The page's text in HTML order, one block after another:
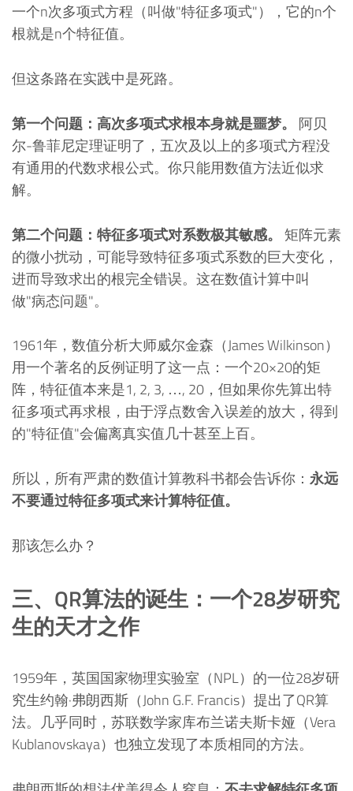
一个n次多项式方程（叫做"特征多项式"），它的n个
根就是n个特征值。
但这条路在实践中是死路。
第一个问题：高次多项式求根本身就是噩梦。 阿贝
尔-鲁菲尼定理证明了，五次及以上的多项式方程没
有通用的代数求根公式。你只能用数值方法近似求
解。
第二个问题：特征多项式对系数极其敏感。 矩阵元素
的微小扰动，可能导致特征多项式系数的巨大变化，
进而导致求出的根完全错误。这在数值计算中叫
做"病态问题"。
1961年，数值分析大师威尔金森（James Wilkinson）
用一个著名的反例证明了这一点：一个20×20的矩
阵，特征值本来是1, 2, 3, …, 20，但如果你先算出特
征多项式再求根，由于浮点数舍入误差的放大，得到
的"特征值"会偏离真实值几十甚至上百。
所以，所有严肃的数值计算教科书都会告诉你： 永远
不要通过特征多项式来计算特征值。
那该怎么办？
三、QR算法的诞生：一个28岁研究
生的天才之作
1959年，英国国家物理实验室（NPL）的一位28岁研
究生约翰·弗朗西斯（John G.F. Francis）提出了QR算
法。几乎同时，苏联数学家库布兰诺夫斯卡娅（Vera
Kublanovskaya）也独立发现了本质相同的方法。